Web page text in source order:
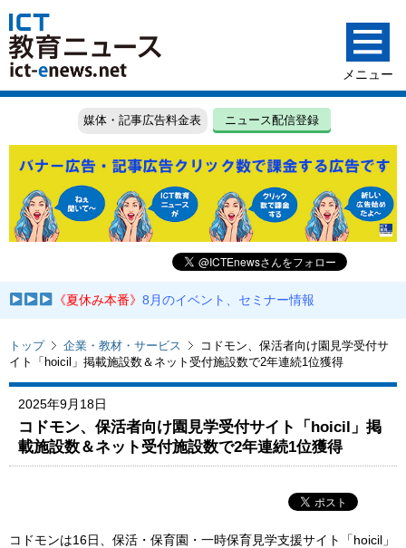
媒体・記事広告料金表 ニュース配信登録
《夏休み本番》8月のイベント、セミナー情報
トップ 企業・教材・サービス
コドモン、保活者向け園見学受付サ
イト「hoicil」掲載施設数＆ネット受付施設数で2年連続1位獲得
2025年9月18日
コドモン、保活者向け園見学受付サイト「hoicil」掲
載施設数＆ネット受付施設数で2年連続1位獲得
コドモンは16日、保活・保育園・一時保育見学支援サイト「hoicil」